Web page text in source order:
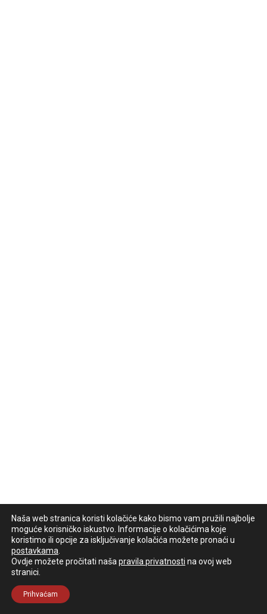
Naša web stranica koristi kolačiće kako bismo vam pružili najbolje
moguće korisničko iskustvo. Informacije o kolačićima koje
koristimo ili opcije za isključivanje kolačića možete pronaći u
postavkama
Ovdje možete pročitati naša pravila privatnosti na ovoj web
stranici.
Prihvaćam